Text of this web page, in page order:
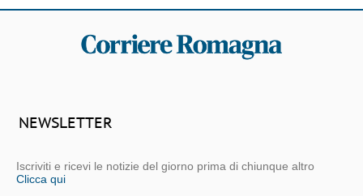
NEWSLETTER
Iscriviti e ricevi le notizie del giorno prima di chiunque altro
Clicca qui